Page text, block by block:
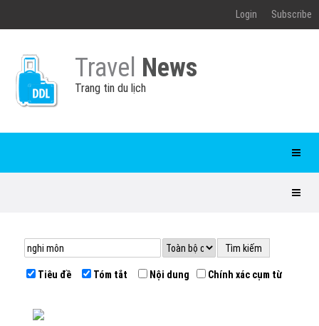
Login Subscribe
Travel News
Trang tin du lịch
Tiêu đề Tóm tắt Nội dung Chính xác cụm từ